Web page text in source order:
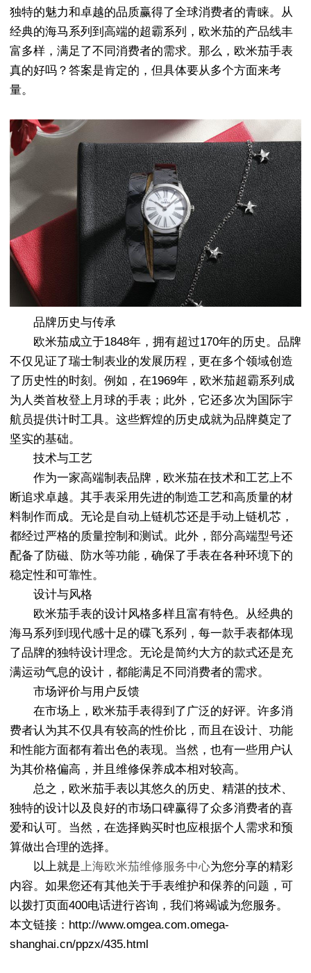
独特的魅力和卓越的品质赢得了全球消费者的青睐。从
经典的海马系列到高端的超霸系列，欧米茄的产品线丰
富多样，满足了不同消费者的需求。那么，欧米茄手表
真的好吗？答案是肯定的，但具体要从多个方面来考
量。
品牌历史与传承
欧米茄成立于1848年，拥有超过170年的历史。品牌
不仅见证了瑞士制表业的发展历程，更在多个领域创造
了历史性的时刻。例如，在1969年，欧米茄超霸系列成
为人类首枚登上月球的手表；此外，它还多次为国际宇
航员提供计时工具。这些辉煌的历史成就为品牌奠定了
坚实的基础。
技术与工艺
作为一家高端制表品牌，欧米茄在技术和工艺上不
断追求卓越。其手表采用先进的制造工艺和高质量的材
料制作而成。无论是自动上链机芯还是手动上链机芯，
都经过严格的质量控制和测试。此外，部分高端型号还
配备了防磁、防水等功能，确保了手表在各种环境下的
稳定性和可靠性。
设计与风格
欧米茄手表的设计风格多样且富有特色。从经典的
海马系列到现代感十足的碟飞系列，每一款手表都体现
了品牌的独特设计理念。无论是简约大方的款式还是充
满运动气息的设计，都能满足不同消费者的需求。
市场评价与用户反馈
在市场上，欧米茄手表得到了广泛的好评。许多消
费者认为其不仅具有较高的性价比，而且在设计、功能
和性能方面都有着出色的表现。当然，也有一些用户认
为其价格偏高，并且维修保养成本相对较高。
总之，欧米茄手表以其悠久的历史、精湛的技术、
独特的设计以及良好的市场口碑赢得了众多消费者的喜
爱和认可。当然，在选择购买时也应根据个人需求和预
算做出合理的选择。
以上就是 上海欧米茄维修服务中心为您分享的精彩
内容。如果您还有其他关于手表维护和保养的问题，可
以拨打页面400电话进行咨询，我们将竭诚为您服务。
本文链接：http://www.omgea.com.omega-
shanghai.cn/ppzx/435.html